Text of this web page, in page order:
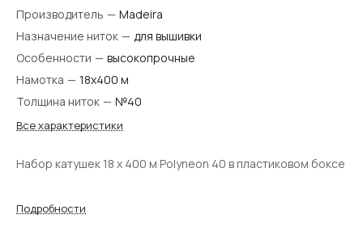
Производитель — Madeira
Назначение ниток — для вышивки
Особенности — высокопрочные
Намотка — 18х400 м
Толщина ниток — №40
Все характеристики
Набор катушек 18 x 400 м Polyneon 40 в пластиковом боксе
Подробности